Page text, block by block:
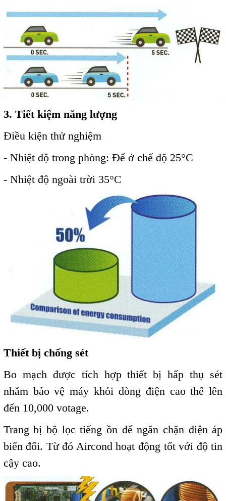
3. Tiết kiệm năng lượng
Điều kiện thử nghiệm
- Nhiệt độ trong phòng: Để ở chế độ 25°C
- Nhiệt độ ngoài trời 35°C
Thiết bị chống sét
Bo mạch được tích hợp thiết bị hấp thụ sét
nhắm bảo vệ máy khỏi dòng điện cao thế lên
đến 10,000 votage.
Trang bị bộ lọctiếng ồn để ngăn chặn điện áp
biến đổi. Từ đó Aircond hoạt động tốt với độ tin
cậy cao.